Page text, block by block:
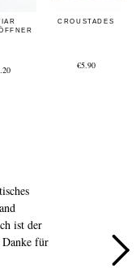
CROUSTADES
€5.90
ist der
für